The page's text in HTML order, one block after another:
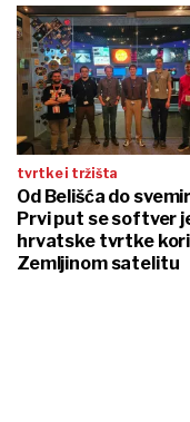
tvrtke i tržišta
Od Belišća do
Prvi put se softver
hrvatske tvrtke
Zemljinom satelitu